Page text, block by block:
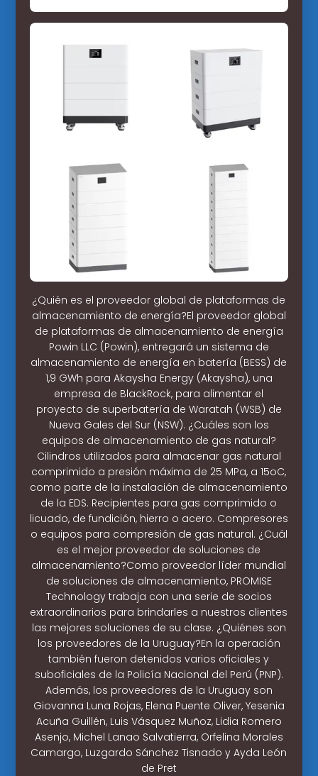
¿Quién es el proveedor global de plataformas de
almacenamiento de energía?El proveedor global
de plataformas de almacenamiento de energía
Powin LLC (Powin), entregará un sistema de
almacenamiento de energía en batería (BESS) de
1,9 GWh para Akaysha Energy (Akaysha), una
empresa de BlackRock, para alimentar el
proyecto de superbatería de Waratah (WSB) de
Nueva Gales del Sur (NSW). ¿Cuáles son los
equipos de almacenamiento de gas natural?
Cilindros utilizados para almacenar gas natural
comprimido a presión máxima de 25 MPa, a 15oC,
como parte de la instalación de almacenamiento
de la EDS. Recipientes para gas comprimido o
licuado, de fundición, hierro o acero. Compresores
o equipos para compresión de gas natural. ¿Cuál
es el mejor proveedor de soluciones de
almacenamiento?Como proveedor líder mundial
de soluciones de almacenamiento, PROMISE
Technology trabaja con una serie de socios
extraordinarios para brindarles a nuestros clientes
las mejores soluciones de su clase. ¿Quiénes son
los proveedores de la Uruguay?En la operación
también fueron detenidos varios oficiales y
suboficiales de la Policía Nacional del Perú (PNP).
Además, los proveedores de la Uruguay son
Giovanna Luna Rojas, Elena Puente Oliver, Yesenia
Acuña Guillén, Luis Vásquez Muñoz, Lidia Romero
Asenjo, Michel Lanao Salvatierra, Orfelina Morales
Camargo, Luzgardo Sánchez Tisnado y Ayda León
de Pret